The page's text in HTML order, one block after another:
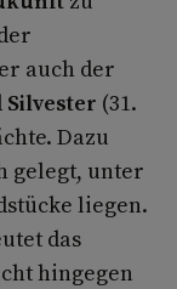
auch der
Silvester (31.
Dazu
gelegt, unter
liegen.
das
hingegen